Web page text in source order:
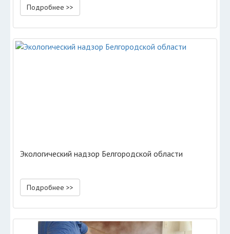
Подробнее >>
Экологический надзор Белгородской области
Подробнее >>